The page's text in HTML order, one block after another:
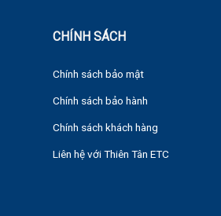
CHÍNH SÁCH
Chính sách bảo mật
Chính sách bảo hành
Chính sách khách hàng
Liên hệ với Thiên Tân ETC